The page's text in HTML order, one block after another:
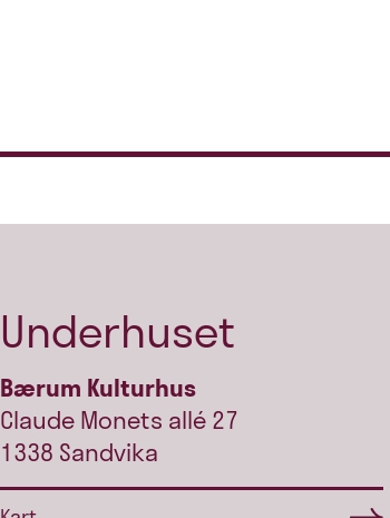
Underhuset
Bærum Kulturhus
Claude Monets allé 27
1338 Sandvika